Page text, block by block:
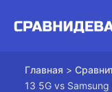
Главная >
13 5G vs